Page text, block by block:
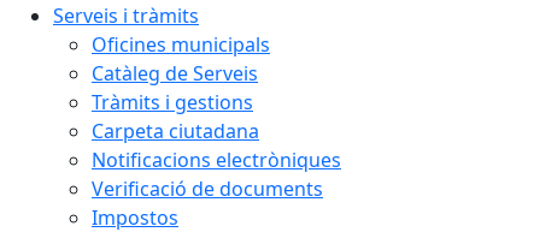
Serveis i tràmits
Oficines municipals
Catàleg de Serveis
Tràmits i gestions
Carpeta ciutadana
Notificacions electròniques
Verificació de documents
Impostos